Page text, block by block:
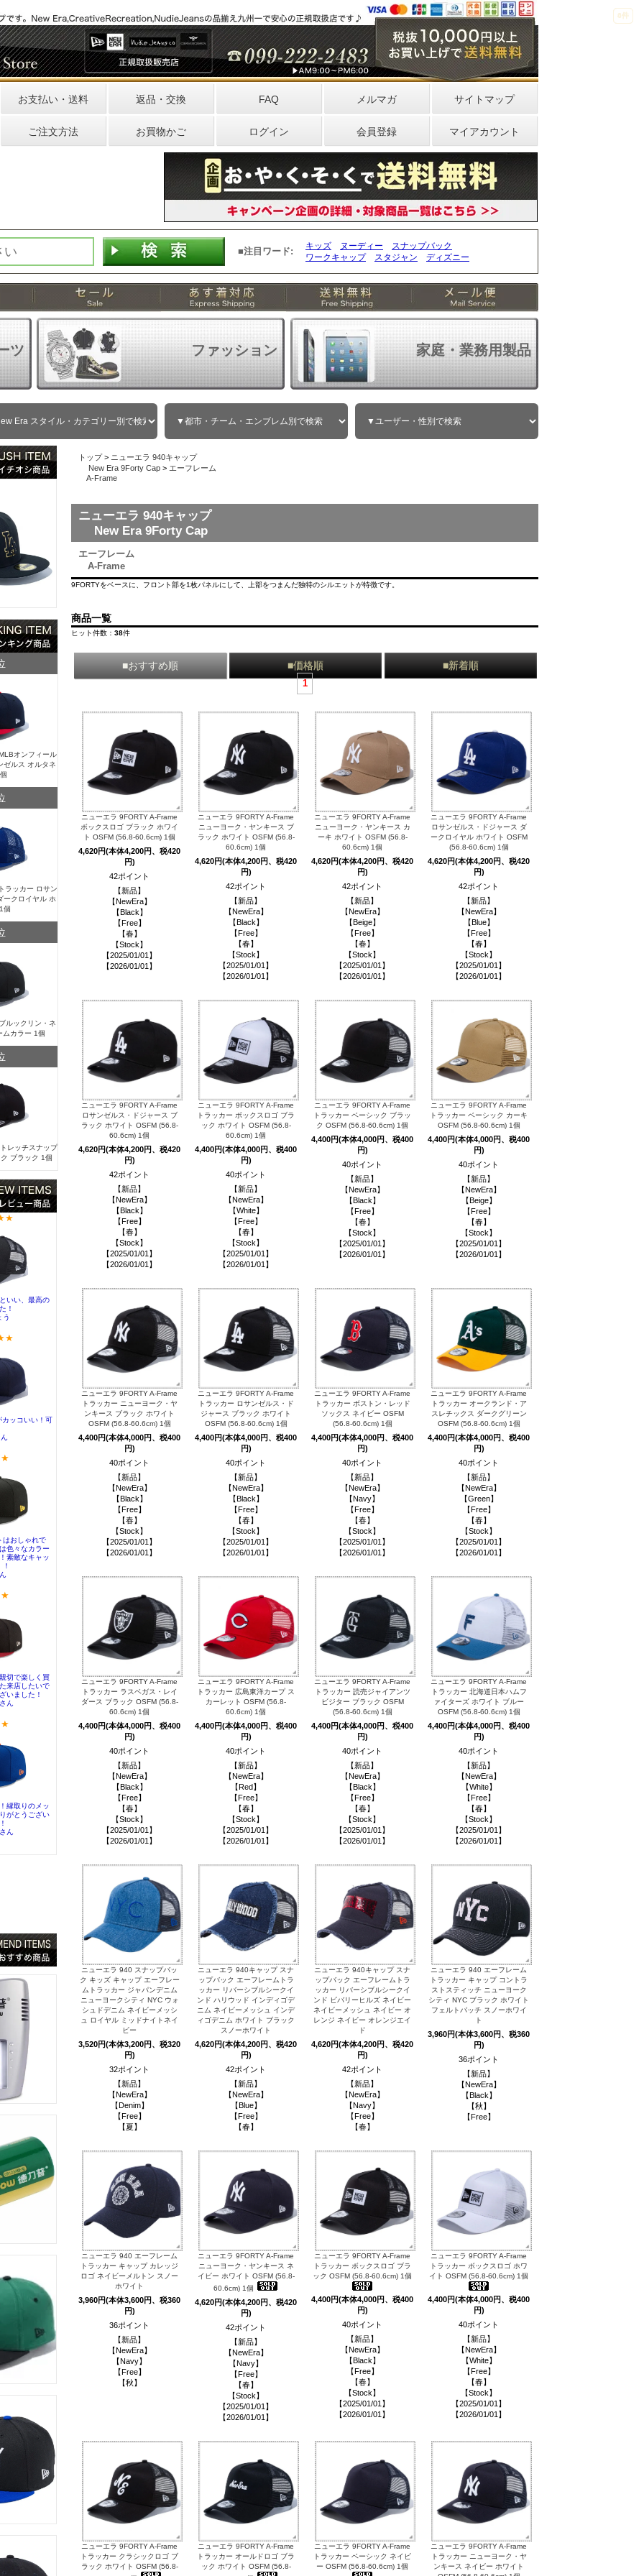
お支払い・送料 返品・交換 FAQ メルマガ サイトマップ
ご注文方法 お買物かご ログイン 会員登録 マイアカウント
■注目ワード: キッズ ヌーディー
スナップバック
ワークキャップ
スタジャン ディズニー
ツ ファッション 家庭・業務用製品
オンフィール
ゼルス オルタネ
ラッカー ロサン
ークロイヤル ホ
個
ルックリン・ネ
ムカラー 1個
レッチスナップ
ブラック 1個
トップ> ニューエラ 940キャップ
New Era 9Forty Cap > エーフレーム
A-Frame
ニューエラ 940キャップ
New Era 9Forty Cap
エーフレーム
A-Frame
9FORTYをベースに、フロント部を1枚パネルにして、上部をつまんだ独特のシルエットが特徴です。
商品一覧
ヒット件数： 38件
■おすすめ順 ■価格順 ■新着順
1
ニューエラ 9FORTY A-Frame
ボックスロゴ ブラック ホワイ
ト OSFM (56.8-60.6cm) 1個
4,620円(本体4,200円、税420
円)
42ポイント
【新品】
【NewEra】
【Black】
【Free】
【春】
【Stock】
【2025/01/01】
【2026/01/01】
ニューエラ 9FORTY A-Frame
ニューヨーク・ヤンキース ブ
ラック ホワイト OSFM (56.8-
60.6cm) 1個
4,620円(本体4,200円、税420
円)
42ポイント
【新品】
【NewEra】
【Black】
【Free】
【春】
【Stock】
【2025/01/01】
【2026/01/01】
ニューエラ 9FORTY A-Frame
ニューヨーク・ヤンキース カ
ーキ ホワイト OSFM (56.8-
60.6cm) 1個
4,620円(本体4,200円、税420
円)
42ポイント
【新品】
【NewEra】
【Beige】
【Free】
【春】
【Stock】
【2025/01/01】
【2026/01/01】
ニューエラ 9FORTY A-Frame
ロサンゼルス・ドジャース ダ
ークロイヤル ホワイト OSFM
(56.8-60.6cm) 1個
4,620円(本体4,200円、税420
円)
42ポイント
【新品】
【NewEra】
【Blue】
【Free】
【春】
【Stock】
【2025/01/01】
【2026/01/01】
ニューエラ 9FORTY A-Frame
ロサンゼルス・ドジャース ブ
ラック ホワイト OSFM (56.8-
60.6cm) 1個
4,620円(本体4,200円、税420
円)
42ポイント
【新品】
【NewEra】
【Black】
【Free】
【春】
【Stock】
【2025/01/01】
【2026/01/01】
ニューエラ 9FORTY A-Frame
トラッカー ボックスロゴ ブラ
ック ホワイト OSFM (56.8-
60.6cm) 1個
4,400円(本体4,000円、税400
円)
40ポイント
【新品】
【NewEra】
【White】
【Free】
【春】
【Stock】
【2025/01/01】
【2026/01/01】
ニューエラ 9FORTY A-Frame
トラッカー ベーシック ブラッ
ク OSFM (56.8-60.6cm) 1個
4,400円(本体4,000円、税400
円)
40ポイント
【新品】
【NewEra】
【Black】
【Free】
【春】
【Stock】
【2025/01/01】
【2026/01/01】
ニューエラ 9FORTY A-Frame
トラッカー ベーシック カーキ
OSFM (56.8-60.6cm) 1個
4,400円(本体4,000円、税400
円)
40ポイント
【新品】
【NewEra】
【Beige】
【Free】
【春】
【Stock】
【2025/01/01】
【2026/01/01】
ニューエラ 9FORTY A-Frame
トラッカー ニューヨーク・ヤ
ンキース ブラック ホワイト
OSFM (56.8-60.6cm) 1個
4,400円(本体4,000円、税400
円)
40ポイント
【新品】
【NewEra】
【Black】
【Free】
【春】
【Stock】
【2025/01/01】
【2026/01/01】
ニューエラ 9FORTY A-Frame
トラッカー ロサンゼルス・ド
ジャース ブラック ホワイト
OSFM (56.8-60.6cm) 1個
4,400円(本体4,000円、税400
円)
40ポイント
【新品】
【NewEra】
【Black】
【Free】
【春】
【Stock】
【2025/01/01】
【2026/01/01】
ニューエラ 9FORTY A-Frame
トラッカー ボストン・レッド
ソックス ネイビー OSFM
(56.8-60.6cm) 1個
4,400円(本体4,000円、税400
円)
40ポイント
【新品】
【NewEra】
【Navy】
【Free】
【春】
【Stock】
【2025/01/01】
【2026/01/01】
ニューエラ 9FORTY A-Frame
トラッカー オークランド・ア
スレチックス ダークグリーン
OSFM (56.8-60.6cm) 1個
4,400円(本体4,000円、税400
円)
40ポイント
【新品】
【NewEra】
【Green】
【Free】
【春】
【Stock】
【2025/01/01】
【2026/01/01】
ニューエラ 9FORTY A-Frame
トラッカー ラスベガス・レイ
ダース ブラック OSFM (56.8-
60.6cm) 1個
4,400円(本体4,000円、税400
円)
40ポイント
【新品】
【NewEra】
【Black】
【Free】
【春】
【Stock】
【2025/01/01】
【2026/01/01】
ニューエラ 9FORTY A-Frame
トラッカー 広島東洋カープ ス
カーレット OSFM (56.8-
60.6cm) 1個
4,400円(本体4,000円、税400
円)
40ポイント
【新品】
【NewEra】
【Red】
【Free】
【春】
【Stock】
【2025/01/01】
【2026/01/01】
ニューエラ 9FORTY A-Frame
トラッカー 読売ジャイアンツ
ビジター ブラック OSFM
(56.8-60.6cm) 1個
4,400円(本体4,000円、税400
円)
40ポイント
【新品】
【NewEra】
【Black】
【Free】
【春】
【Stock】
【2025/01/01】
【2026/01/01】
ニューエラ 9FORTY A-Frame
トラッカー 北海道日本ハムフ
ァイターズ ホワイト ブルー
OSFM (56.8-60.6cm) 1個
4,400円(本体4,000円、税400
円)
40ポイント
【新品】
【NewEra】
【White】
【Free】
【春】
【Stock】
【2025/01/01】
【2026/01/01】
ニューエラ 940 スナップバッ
ク キッズ キャップ エーフレー
ムトラッカー ジャパンデニム
ニューヨークシティ NYC ウォ
シュドデニム ネイビーメッシ
ュ ロイヤル ミッドナイトネイ
ビー
3,520円(本体3,200円、税320
円)
32ポイント
【新品】
【NewEra】
【Denim】
【Free】
【夏】
ニューエラ 940キャップ スナ
ップバック エーフレームトラ
ッカー リバーシブルシークイ
ンド ハリウッド インディゴデ
ニム ネイビーメッシュ インデ
ィゴデニム ホワイト ブラック
スノーホワイト
4,620円(本体4,200円、税420
円)
42ポイント
【新品】
【NewEra】
【Blue】
【Free】
【春】
ニューエラ 940キャップ スナ
ップバック エーフレームトラ
ッカー リバーシブルシークイ
ンド ビバリーヒルズ ネイビー
ネイビーメッシュ ネイビー オ
レンジ ネイビー オレンジエイ
ド
4,620円(本体4,200円、税420
円)
42ポイント
【新品】
【NewEra】
【Navy】
【Free】
【春】
ニューエラ 940 エーフレーム
トラッカー キャップ コントラ
ストスティッチ ニューヨーク
シティ NYC ブラック ホワイト
フェルトパッチ スノーホワイ
ト
3,960円(本体3,600円、税360
円)
36ポイント
【新品】
【NewEra】
【Black】
【秋】
【Free】
ニューエラ 940 エーフレーム
トラッカー キャップ カレッジ
ロゴ ネイビーメルトン スノー
ホワイト
3,960円(本体3,600円、税360
円)
36ポイント
【新品】
【NewEra】
【Navy】
【Free】
【秋】
ニューエラ 9FORTY A-Frame
ニューヨーク・ヤンキース ネ
イビー ホワイト OSFM (56.8-
60.6cm) 1個
4,620円(本体4,200円、税420
円)
42ポイント
【新品】
【NewEra】
【Navy】
【Free】
【春】
【Stock】
【2025/01/01】
【2026/01/01】
ニューエラ 9FORTY A-Frame
トラッカー ボックスロゴ ブラ
ック OSFM (56.8-60.6cm) 1個
4,400円(本体4,000円、税400
円)
40ポイント
【新品】
【NewEra】
【Black】
【Free】
【春】
【Stock】
【2025/01/01】
【2026/01/01】
ニューエラ 9FORTY A-Frame
トラッカー ボックスロゴ ホワ
イト OSFM (56.8-60.6cm) 1個
4,400円(本体4,000円、税400
円)
40ポイント
【新品】
【NewEra】
【White】
【Free】
【春】
【Stock】
【2025/01/01】
【2026/01/01】
ニューエラ 9FORTY A-Frame
トラッカー クラシックロゴ ブ
ラック ホワイト OSFM (56.8-
ニューエラ 9FORTY A-Frame
トラッカー オールドロゴ ブラ
ック ホワイト OSFM (56.8-
ニューエラ 9FORTY A-Frame
トラッカー ベーシック ネイビ
ー OSFM (56.8-60.6cm) 1個
ニューエラ 9FORTY A-Frame
トラッカー ニューヨーク・ヤ
ンキース ネイビー ホワイト
4件
0件